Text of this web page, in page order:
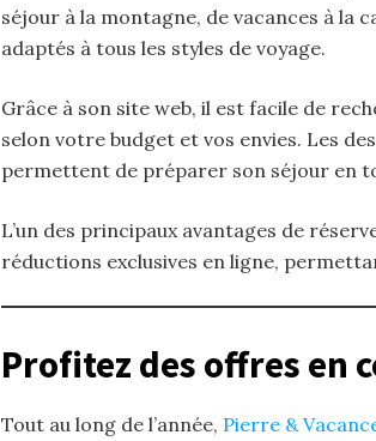
séjour à la montagne, de vacances à la
adaptés à tous les styles de voyage.
Grâce à son site web, il est facile de
selon votre budget et vos envies. Les
permettent de préparer son séjour en
L’un des principaux avantages de
réductions exclusives en ligne,
Profitez des offres en
Tout au long de l’année, Pierre &